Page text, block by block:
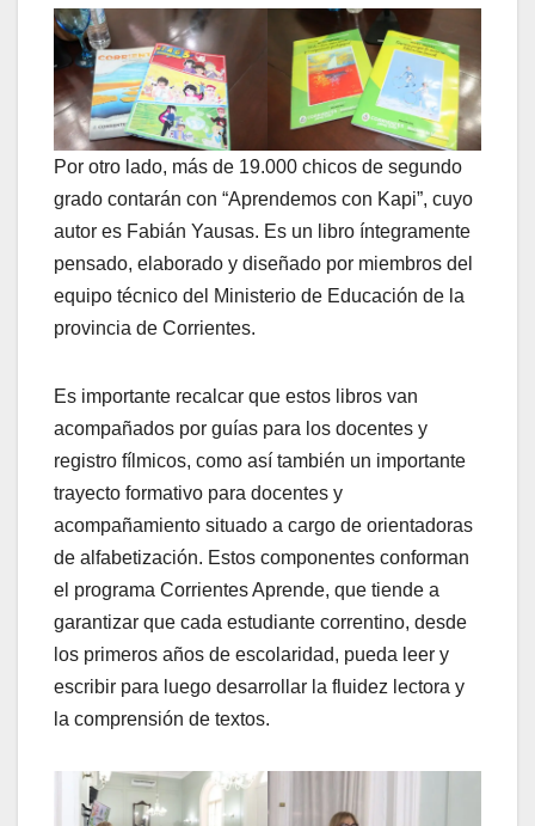
Por otro lado, más de 19.000 chicos de segundo
grado contarán con “Aprendemos con Kapi”, cuyo
autor es Fabián Yausas. Es un libro íntegramente
pensado, elaborado y diseñado por miembros del
equipo técnico del Ministerio de Educación de la
provincia de Corrientes.
Es importante recalcar que estos libros van
acompañados por guías para los docentes y
registro fílmicos, como así también un importante
trayecto formativo para docentes y
acompañamiento situado a cargo de orientadoras
de alfabetización. Estos componentes conforman
el programa Corrientes Aprende, que tiende a
garantizar que cada estudiante correntino, desde
los primeros años de escolaridad, pueda leer y
escribir para luego desarrollar la fluidez lectora y
la comprensión de textos.